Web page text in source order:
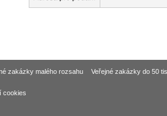
zakázky malého rozsahu Veřejné zakázky do 50
cookies